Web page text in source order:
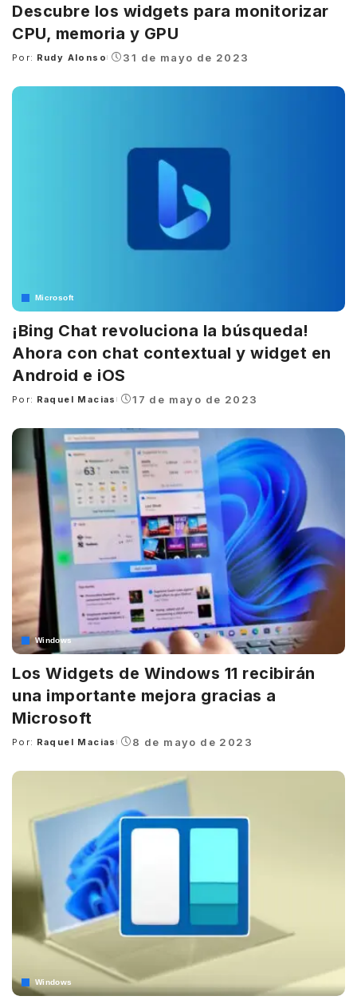
Descubre los widgets para monitorizar
CPU, memoria y GPU
Posted
Por: Rudy Alonso 31 de mayo de 2023
Microsoft
¡Bing Chat revoluciona la búsqueda!
Ahora con chat contextual y widget en
Android e iOS
Posted
Por: Raquel Macias 17 de mayo de 2023
Windows
Los Widgets de Windows 11 recibirán
una importante mejora gracias a
Microsoft
Posted
Por: Raquel Macias 8 de mayo de 2023
Windows